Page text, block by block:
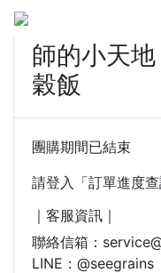
師的小天
穀飯
團購期間已結束
請登入「訂單進度
｜客服資訊｜
聯絡信箱：
LINE：@seegrains